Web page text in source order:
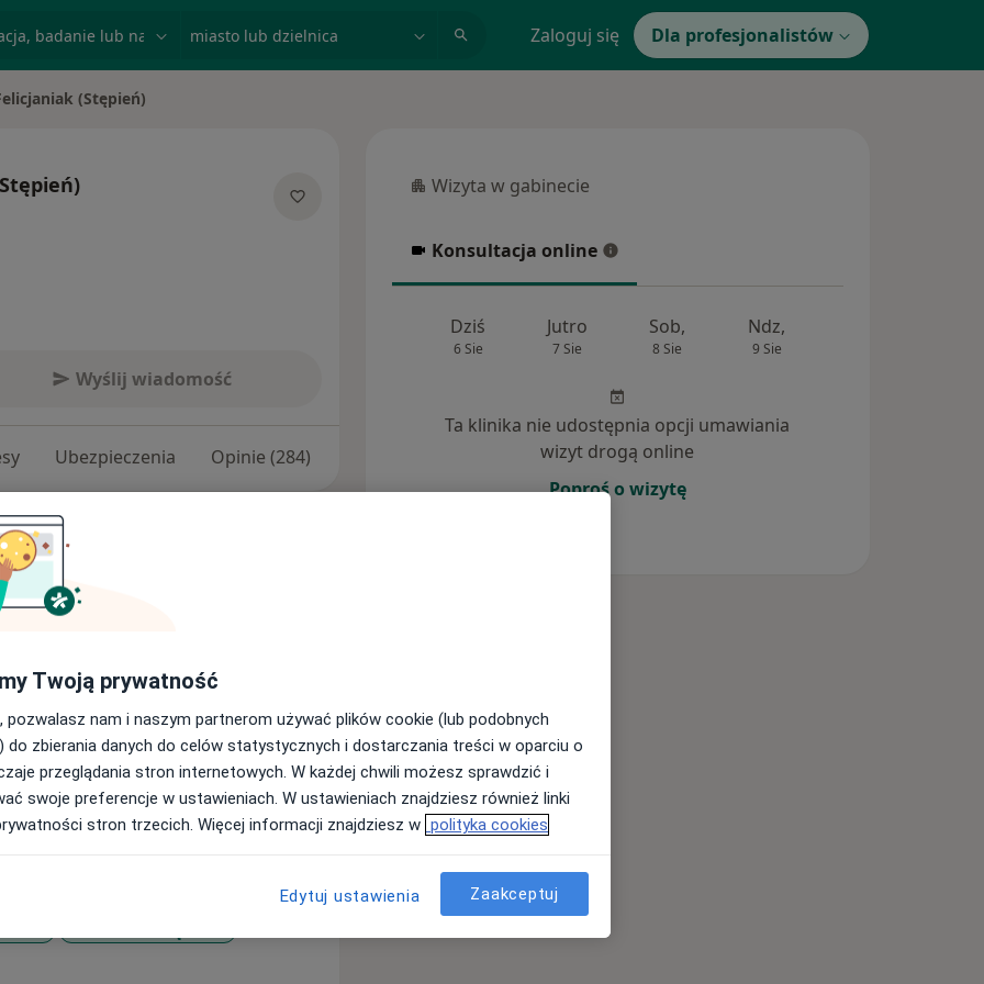
Zaloguj się Dla profesjonalistów
(Stępień)
Wyślij wiadomość
Ubezpieczenia Opinie (284)
konsultacje - bez
e-zwolnienie.
Konsultuje osoby
ukończyła w 2001 roku.
w Oddziale Psychiatrycznym
Zgierzu, gdzie konsultowała
Szkolenie specjalistyczne odbywała
w Oddziale Dziennym
Narkotyków i Innych Substancji
Leczenia Uzależnień w
Zdrowotnej w Łodzi oraz w
Wizyta w gabinecie
Wizyta w gabinecie
Konsultacja online
Konsultacja online
Dziś
6 Sie
Jutro
7 Sie
Sob,
8 Sie
Ndz,
9 Sie
Ta klinika nie udostępnia opcji umawiania
wizyt drogą online
Poproś o wizytę
Twoją prywatność
pozwalasz nam i naszym partnerom używać plików cookie (lub podobnych
do zbierania danych do celów statystycznych i dostarczania treści w oparciu o
przeglądania stron internetowych. W każdej chwili możesz sprawdzić i
swoje preferencje w ustawieniach. W ustawieniach znajdziesz również linki
stron trzecich. Więcej informacji znajdziesz w polityka cookies
Edytuj ustawienia Zaakceptuj